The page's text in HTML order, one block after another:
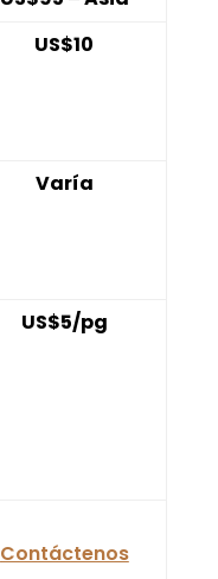
US$10
Varía
US$5/pg
Contáctenos